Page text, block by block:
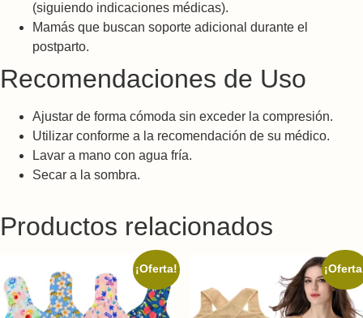
(siguiendo indicaciones médicas).
Mamás que buscan soporte adicional durante el
postparto.
Recomendaciones de Uso
Ajustar de forma cómoda sin exceder la compresión.
Utilizar conforme a la recomendación de su médico.
Lavar a mano con agua fría.
Secar a la sombra.
Productos relacionados
¡Oferta!